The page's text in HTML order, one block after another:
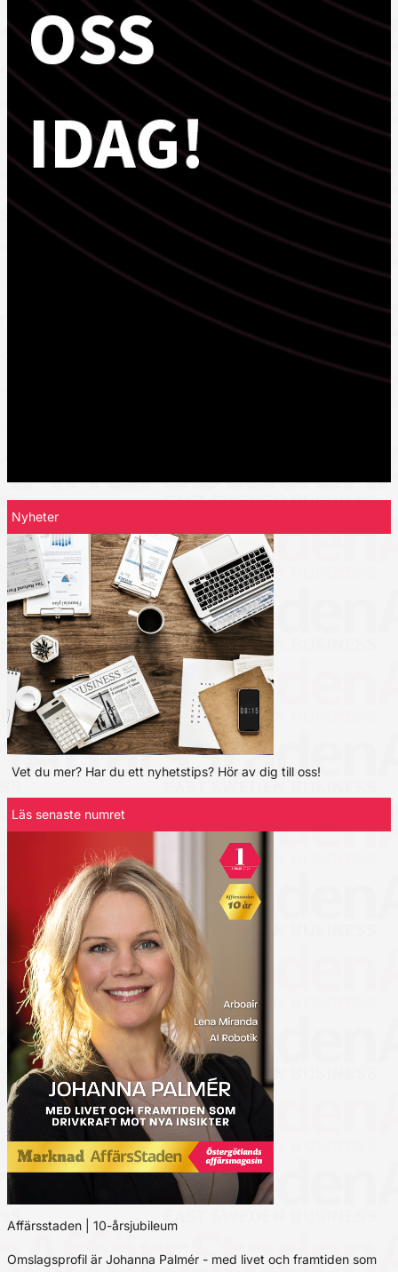
Nyheter
Vet du mer? Har du ett nyhetstips? Hör av dig till oss!
Läs senaste numret
Affärsstaden | 10-årsjubileum
Omslagsprofil är Johanna Palmér - med livet och framtiden som